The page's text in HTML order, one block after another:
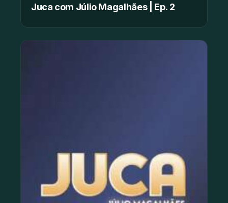
Juca com Júlio Magalhães | Ep. 2